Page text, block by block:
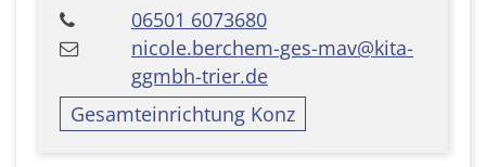
06501 6073680
nicole.berchem-ges-mav@kita-
ggmbh-trier.de
Gesamteinrichtung Konz